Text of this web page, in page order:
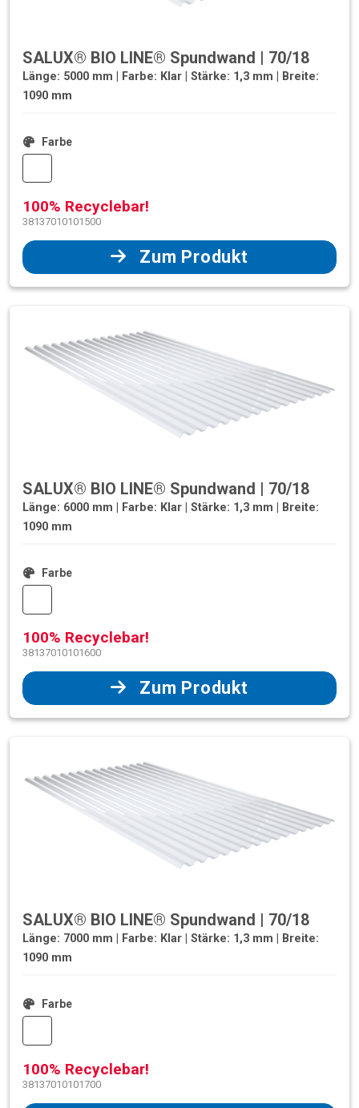
SALUX® BIO LINE® Spundwand | 70/18
Länge: 5000 mm | Farbe: Klar | Stärke: 1,3 mm | Breite:
1090 mm
Farbe
100% Recyclebar!
38137010101500
Zum Produkt
SALUX® BIO LINE® Spundwand | 70/18
Länge: 6000 mm | Farbe: Klar | Stärke: 1,3 mm | Breite:
1090 mm
Farbe
100% Recyclebar!
38137010101600
Zum Produkt
SALUX® BIO LINE® Spundwand | 70/18
Länge: 7000 mm | Farbe: Klar | Stärke: 1,3 mm | Breite:
1090 mm
Farbe
100% Recyclebar!
38137010101700